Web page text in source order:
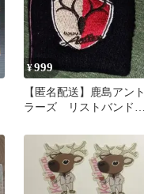
¥999
【匿名配送】鹿島アント
ラーズ リストバンド
ー ピンク